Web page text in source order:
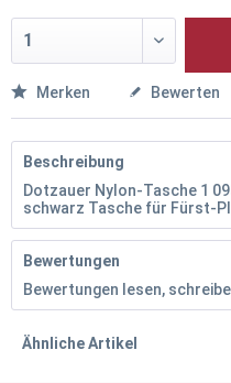
Merken Bewerten
Beschreibung
Dotzauer Nylon-Tasche 1
schwarz Tasche für Fürst-
Bewertungen
Bewertungen lesen,
Ähnliche Artikel